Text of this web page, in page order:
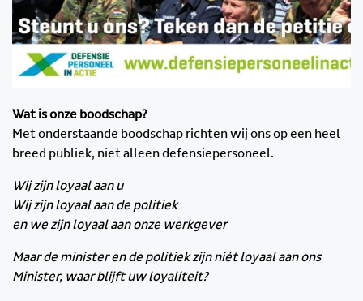
Wat is onze boodschap?
Met onderstaande boodschap richten wij ons op een heel
breed publiek, níet alleen defensiepersoneel.
Wij zijn loyaal aan u
Wij zijn loyaal aan de politiek
en we zijn loyaal aan onze werkgever
Maar de minister en de politiek zijn niét loyaal aan ons
Minister, waar blijft uw loyaliteit?